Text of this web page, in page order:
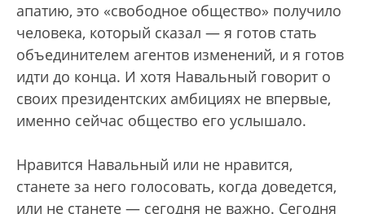
апатию, это «свободное общество» получило
человека, который сказал — я готов стать
объединителем агентов изменений, и я готов
идти до конца. И хотя Навальный говорит о
своих президентских амбициях не впервые,
именно сейчас общество его услышало.
Нравится Навальный или не нравится,
станете за него голосовать, когда доведется,
или не станете — сегодня не важно. Сегодня